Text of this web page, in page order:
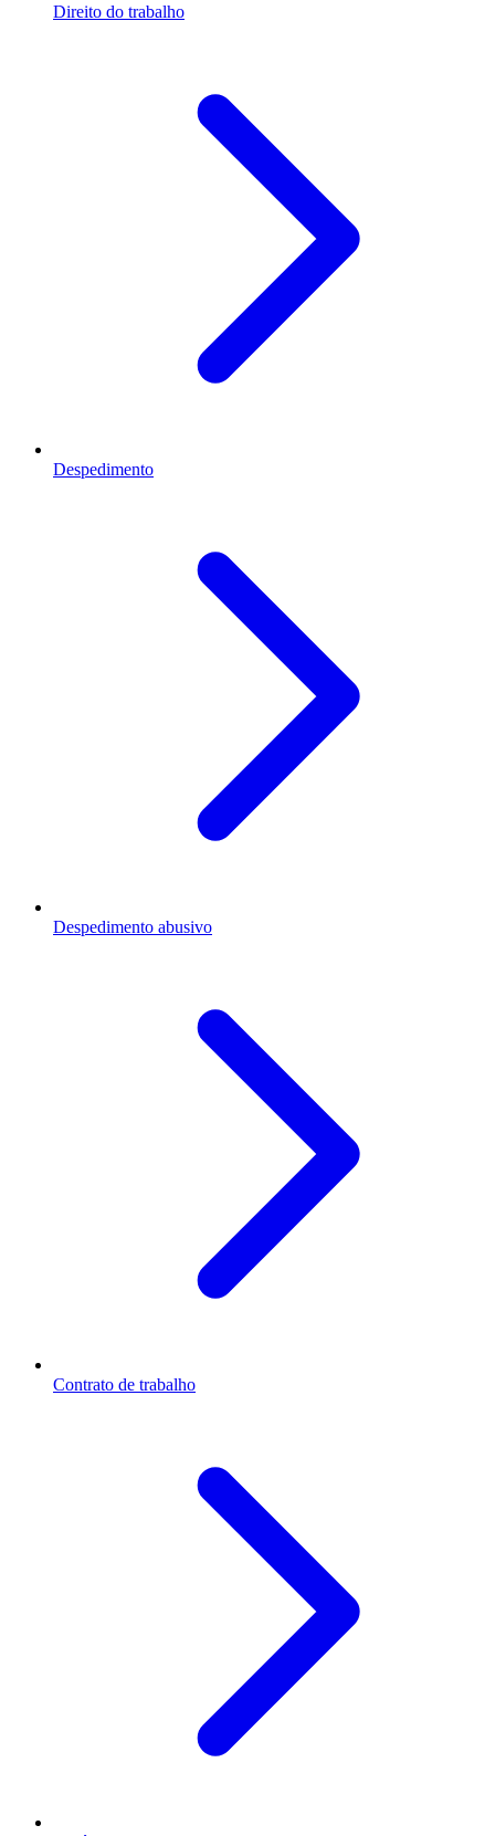
Direito do trabalho
Despedimento
Despedimento abusivo
Contrato de trabalho